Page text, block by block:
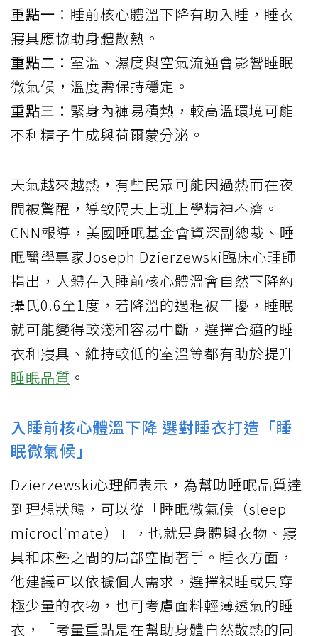
重點一： 睡前核心體溫下降有助入睡，睡衣
寢具應協助身體散熱。
重點二： 室溫、濕度與空氣流通會影響睡眠
微氣候，溫度需保持穩定。
重點三： 緊身內褲易積熱，較高溫環境可能
不利精子生成與荷爾蒙分泌。
天氣越來越熱，有些民眾可能因過熱而在夜
間被驚醒，導致隔天上班上學精神不濟。
CNN報導，美國睡眠基金會資深副總裁、睡
眠醫學專家Joseph Dzierzewski臨床心理師
指出，人體在入睡前核心體溫會自然下降約
攝氏0.6至1度，若降溫的過程被干擾，睡眠
就可能變得較淺和容易中斷，選擇合適的睡
衣和寢具、維持較低的室溫等都有助於提升
睡眠品質 。
入睡前核心體溫下降 選對睡衣打造「睡
眠微氣候」
Dzierzewski心理師表示，為幫助睡眠品質達
到理想狀態，可以從「睡眠微氣候（sleep
microclimate）」，也就是身體與衣物、寢
具和床墊之間的局部空間著手。睡衣方面，
他建議可以依據個人需求，選擇裸睡或只穿
極少量的衣物，也可考慮面料輕薄透氣的睡
衣，「考量重點是在幫助身體自然散熱的同